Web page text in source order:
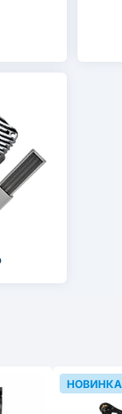
НОВИНКА